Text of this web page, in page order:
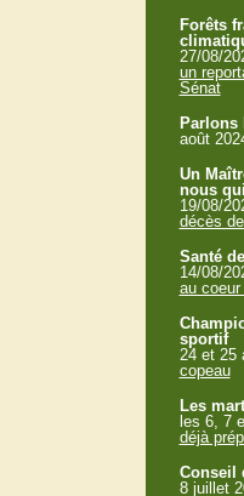
Forêts
27/08/
un
Sénat
Parlons
août
Un
nous
19/08/
décès
Santé
14/08/
au
sportif
24 et 25
copeau
Les
les 6, 7
déjà
Conseil
8 juillet